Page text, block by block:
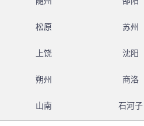
松原 苏州
上饶 沈阳
朔州 商洛
山南 石河子